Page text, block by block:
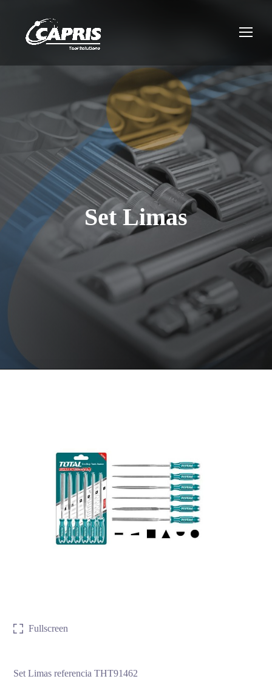
Set Limas
Fullscreen
Set Limas referencia THT91462